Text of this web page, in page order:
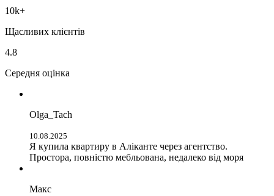
10k+
Щасливих клієнтів
4.8
Середня оцінка
Olga_Tach
10.08.2025
Я купила квартиру в Аліканте через агентство.
Простора, повністю мебльована, недалеко від моря
Макс